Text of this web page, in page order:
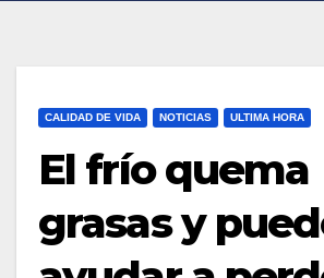
CALIDAD DE VIDA NOTICIAS ULTIMA HORA
El frío quema
grasas y